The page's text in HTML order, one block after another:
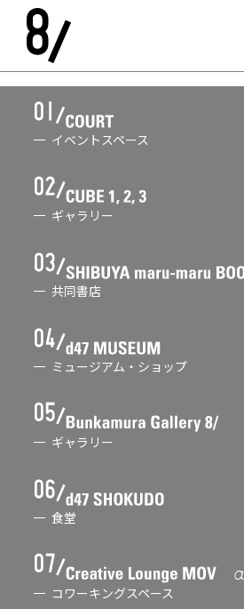
イベントスペース
ギャラリー
共同書店
ミュージアム・ショップ
ギャラリー
食堂
コワーキングスペース